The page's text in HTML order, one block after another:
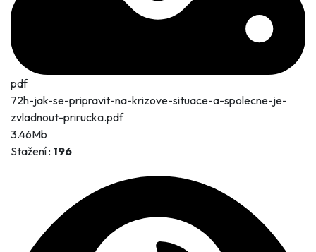
pdf
72h-jak-se-pripravit-na-krizove-situace-a-spolecne-je-
zvladnout-prirucka.pdf
3.46Mb
Stažení : 196